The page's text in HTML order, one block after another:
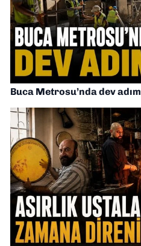
Buca Metrosu’nda dev adım